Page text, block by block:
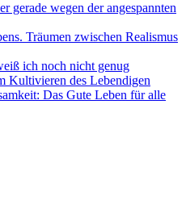
gerade wegen der angespannten
Träumen zwischen Realismus
ich noch nicht genug
Kultivieren des Lebendigen
Das Gute Leben für alle